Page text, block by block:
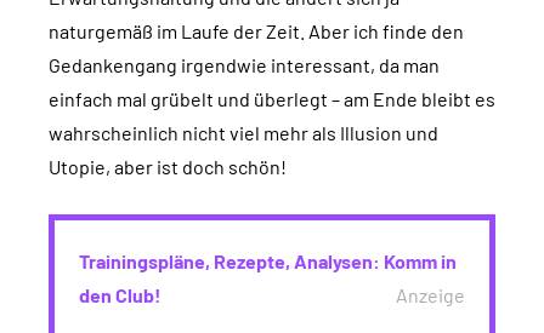
naturgemäß im Laufe der Zeit. Aber ich finde den
Gedankengang irgendwie interessant, da man
einfach mal grübelt und überlegt – am Ende bleibt es
wahrscheinlich nicht viel mehr als Illusion und
Utopie, aber ist doch schön!
Trainingspläne, Rezepte, Analysen: Komm in
den Club!
Anzeige